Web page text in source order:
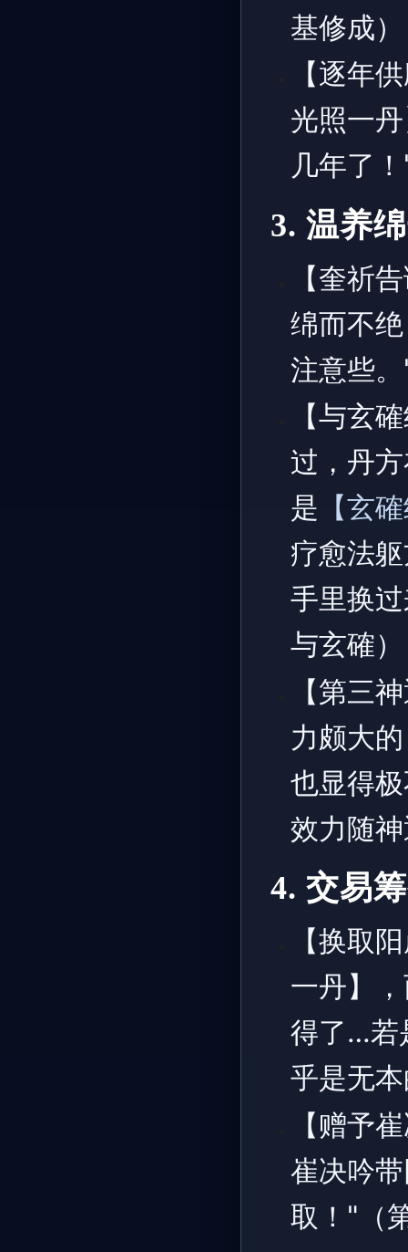
基修成）
【逐年
光照一
几年了
3. 温养
【奎祈
绵而不
注意些
【与玄
过，丹
是 【玄
疗愈法
手里换
与玄確）
【第三
力颇大
也显得
效力随
4. 交易
【换取
一丹】
得了…若
乎是无
【赠予
崔决吟
取！"（